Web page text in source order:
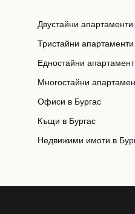
Двустайни апартаменти
Тристайни апартаменти
Едностайни
Многостайни
Офиси в Бургас
Къщи в Бургас
Недвижими имоти в